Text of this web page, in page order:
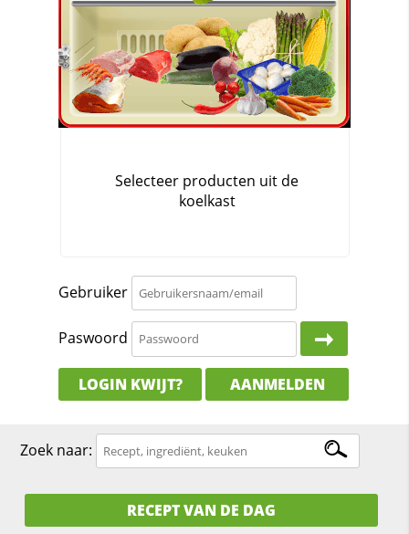
Gebruiker
Paswoord
LOGIN KWIJT? AANMELDEN
Zoek naar:
RECEPT VAN DE DAG